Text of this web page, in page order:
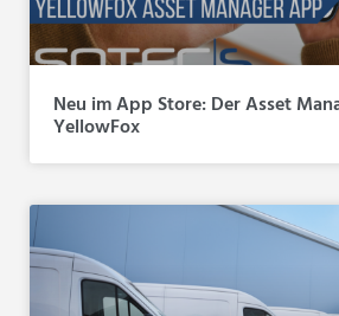
Neu im App Store: Der Asset
YellowFox